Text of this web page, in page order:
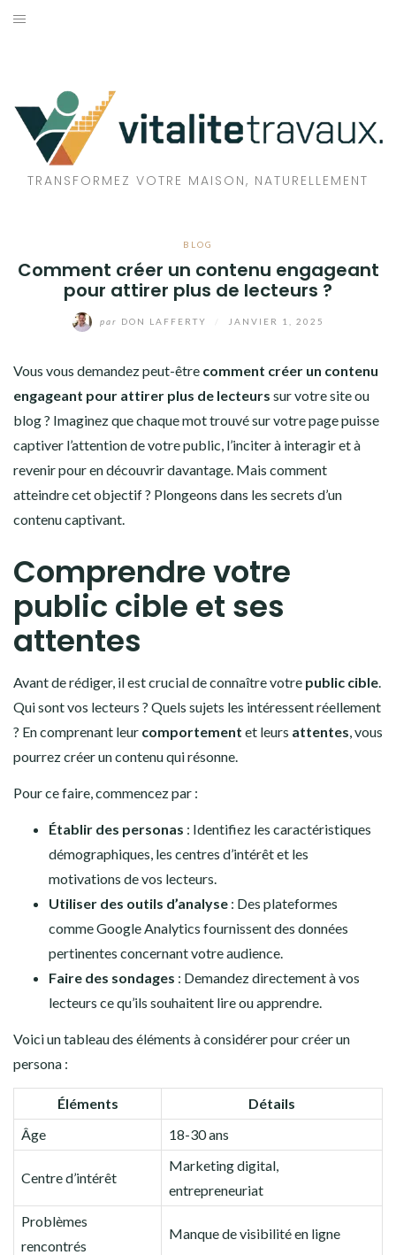
Aller
TRANSFORMEZ VOTRE MAISON, NATURELLEMENT
BLOG
Comment créer un contenu engageant
pour attirer plus de lecteurs ?
par DON LAFFERTY JANVIER 1, 2025
Vous vous demandez peut-être comment créer un contenu
engageant pour attirer plus de lecteurs sur votre site ou
blog ? Imaginez que chaque mot trouvé sur votre page puisse
captiver l’attention de votre public, l’inciter à interagir et à
revenir pour en découvrir davantage. Mais comment
atteindre cet objectif ? Plongeons dans les secrets d’un
contenu captivant.
Comprendre votre
public cible et ses
attentes
Avant de rédiger, il est crucial de connaître votre public cible.
Qui sont vos lecteurs ? Quels sujets les intéressent réellement
? En comprenant leur comportement et leurs attentes, vous
pourrez créer un contenu qui résonne.
Pour ce faire, commencez par :
Établir des personas : Identifiez les caractéristiques
démographiques, les centres d’intérêt et les
motivations de vos lecteurs.
Utiliser des outils d’analyse : Des plateformes
comme Google Analytics fournissent des données
pertinentes concernant votre audience.
Faire des sondages : Demandez directement à vos
lecteurs ce qu’ils souhaitent lire ou apprendre.
Voici un tableau des éléments à considérer pour créer un
persona :
Éléments
Détails
Âge
18-30 ans
Centre d’intérêt
Marketing digital,
entrepreneuriat
Problèmes
rencontrés
Manque de visibilité en ligne
ÉCOLOGIE
BIEN-ÊTRE